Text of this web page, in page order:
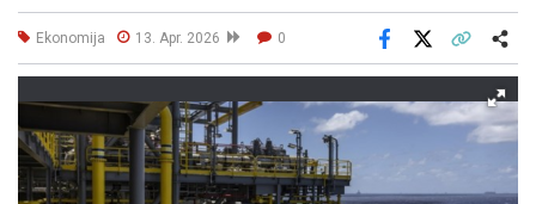
Ekonomija 13. Apr. 2026 0
Facebook